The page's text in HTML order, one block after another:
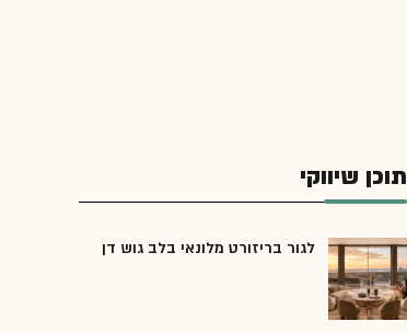
תוכן שיווקי
לגור בריזורט מלונאי בלב גוש דן